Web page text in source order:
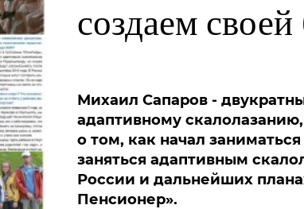
создаем
Михаил Сапаров -
адаптивному
о том, как начал
заняться адаптивным
России и дальнейших
Пенсионер».